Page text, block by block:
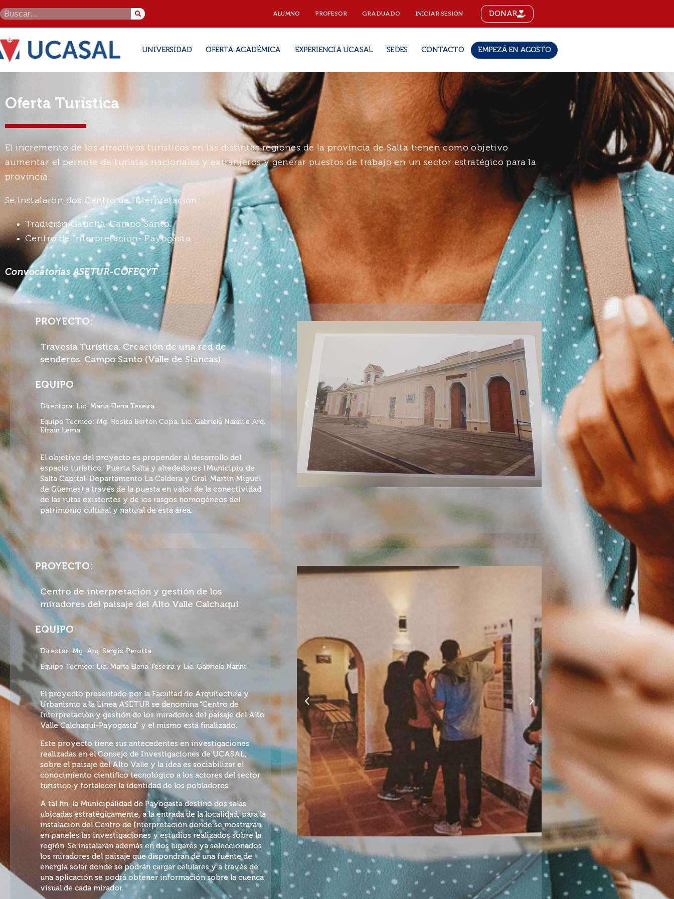
ALUMNO PROFESOR GRADUADO INICIAR SESIÓN DONAR
UNIVERSIDAD OFERTA ACADÉMICA EXPERIENCIA UCASAL SEDES CONTACTO EMPEZÁ EN AGOSTO
Oferta Turística
El incremento de los atractivos turísticos en las distintas regiones de la provincia de Salta tienen como objetivo
aumentar el pernote de turistas nacionales y extranjeros y generar puestos de trabajo en un sector estratégico para la
provincia.
Se instalaron dos Centro de Interpretación:
Tradición Gaucha-Campo Santo.
Centro de Interpretación- Payogasta.
Convocatorias ASETUR-COFECYT
PROYECTO:
Travesía Turística. Creación de una red de
senderos. Campo Santo (Valle de Siancas)
EQUIPO
Directora: Lic. María Elena Teseira
Equipo Técnico: Mg. Rosita Bertón Copa, Lic. Gabriela Nanni e Arq.
Efraín Lema.
El objetivo del proyecto es propender al desarrollo del
espacio turístico: Puerta Salta y alrededores (Municipio de
Salta Capital, Departamento La Caldera y Gral. Martín Miguel
de Güemes) a través de la puesta en valor de la conectividad
de las rutas existentes y de los rasgos homogéneos del
patrimonio cultural y natural de esta área.
PROYECTO:
Centro de interpretación y gestión de los
miradores del paisaje del Alto Valle Calchaquí
EQUIPO
Director: Mg. Arq. Sergio Perotta
Equipo Técnico: Lic. María Elena Teseira y Lic. Gabriela Nanni
El proyecto presentado por la Facultad de Arquitectura y
Urbanismo a la Línea ASETUR se denomina “Centro de
Interpretación y gestión de los miradores del paisaje del Alto
Valle Calchaquí-Payogasta” y el mismo está finalizado.
Este proyecto tiene sus antecedentes en investigaciones
realizadas en el Consejo de Investigaciones de UCASAL,
sobre el paisaje del Alto Valle y la idea es sociabilizar el
conocimiento científico tecnológico a los actores del sector
turístico y fortalecer la identidad de los pobladores.
A tal fin, la Municipalidad de Payogasta destinó dos salas
ubicadas estratégicamente, a la entrada de la localidad, para la
instalación del Centro de Interpretación donde se mostrarán
en paneles las investigaciones y estudios realizados sobre la
región. Se instalarán además en dos lugares ya seleccionados
los miradores del paisaje que dispondrán de una fuente de
energía solar donde se podrán cargar celulares y a través de
una aplicación se podrá obtener información sobre la cuenca
visual de cada mirador.